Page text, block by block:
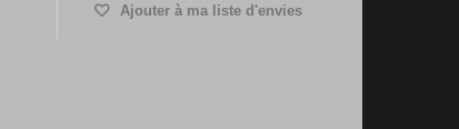
Ajouter à ma liste d'envies